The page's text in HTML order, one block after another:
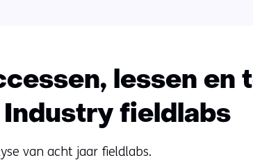
lessen en
fieldlabs
van acht jaar fieldlabs.